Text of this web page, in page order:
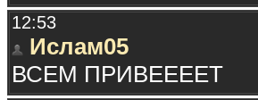
12:53
Ислам05
ВСЕМ ПРИВЕЕЕЕТ